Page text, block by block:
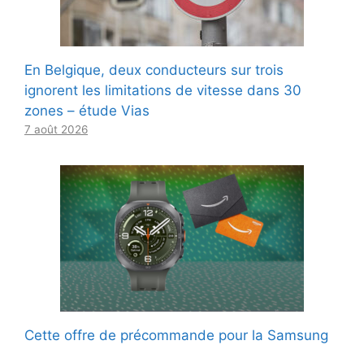
En Belgique, deux conducteurs sur trois
ignorent les limitations de vitesse dans 30
zones – étude Vias
7 août 2026
Cette offre de précommande pour la Samsung